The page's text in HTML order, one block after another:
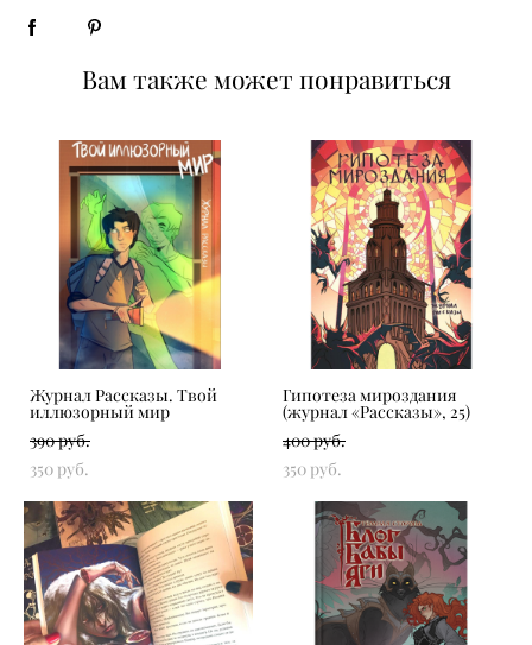
Вам также может понравиться
Журнал Рассказы. Твой
иллюзорный мир
390 pуб.
350 pуб.
Гипотеза мироздания
(журнал «‎Рассказы», 25)
400 pуб.
350 pуб.